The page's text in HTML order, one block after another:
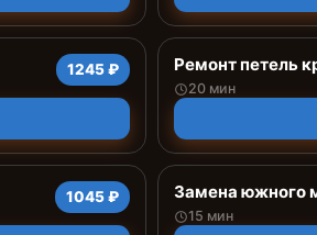
1245 ₽ Ремонт петель
20 мин
1045 ₽ Замена южного
15 мин